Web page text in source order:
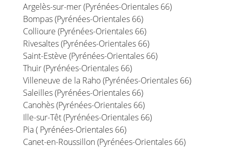
Argelès-sur-mer (Pyrénées-Orientales 66)
Bompas (Pyrénées-Orientales 66)
Collioure (Pyrénées-Orientales 66)
Rivesaltes (Pyrénées-Orientales 66)
Saint-Estève (Pyrénées-Orientales 66)
Thuir (Pyrénées-Orientales 66)
Villeneuve de la Raho (Pyrénées-Orientales 66)
Saleilles (Pyrénées-Orientales 66)
Canohès (Pyrénées-Orientales 66)
Ille-sur-Têt (Pyrénées-Orientales 66)
Pia ( Pyrénées-Orientales 66)
Canet-en-Roussillon (Pyrénées-Orientales 66)